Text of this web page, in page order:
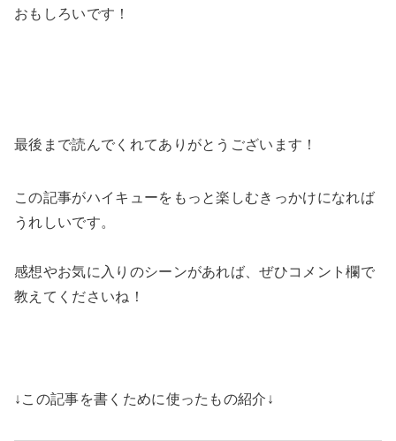
おもしろいです！
最後まで読んでくれてありがとうございます！
この記事がハイキューをもっと楽しむきっかけになれば
うれしいです。
感想やお気に入りのシーンがあれば、ぜひコメント欄で
教えてくださいね！
↓この記事を書くために使ったもの紹介↓